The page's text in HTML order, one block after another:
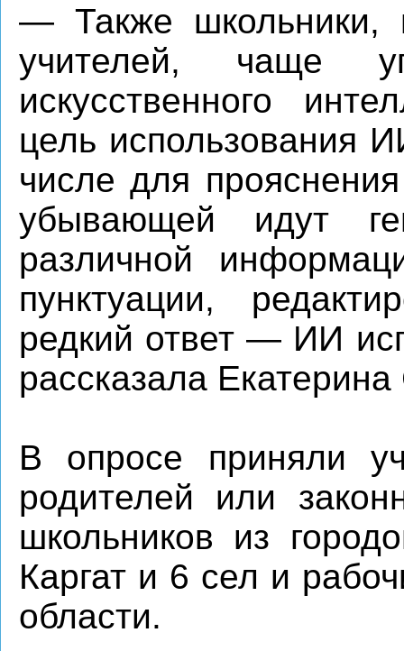
— Также школьники,
учителей, чаще
искусственного
цель использования
числе для
убывающей идут
различной
пунктуации,
редкий ответ — ИИ
рассказала
В опросе приняли
родителей или
школьников из
Каргат и 6 сел и
области.